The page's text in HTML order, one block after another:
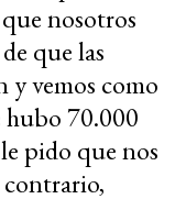
nosotros
que las
y vemos como
hubo 70.000
pido que nos